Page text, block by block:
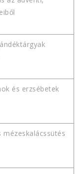
és erzsébetek
mézeskalácssütés